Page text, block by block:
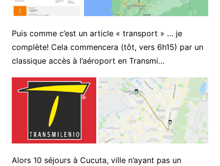
Puis comme c’est un article « transport » … je
complète! Cela commencera (tôt, vers 6h15) par un
classique accès à l’aéroport en Transmi…
Alors 10 séjours à Cucuta, ville n’ayant pas un